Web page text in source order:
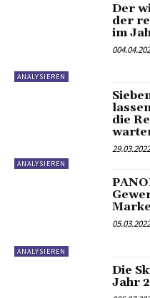
ANALYSIEREN
Der
der
im
ANALYSIEREN
die
ANALYSIEREN
Die
Jahr